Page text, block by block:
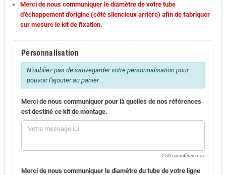
Merci de nous communiquer le diamètre de votre tube
d'échappement d'origine (côté silencieux arrière) afin de fabriquer
sur mesure le kit de fixation.
Personnalisation
N'oubliez pas de sauvegarder votre personnalisation pour
pouvoir l'ajouter au panier
Merci de nous communiquer pour là quelles de nos références
est destiné ce kit de montage.
250 caractères max
Merci de nous communiquer le diamètre du tube de votre ligne